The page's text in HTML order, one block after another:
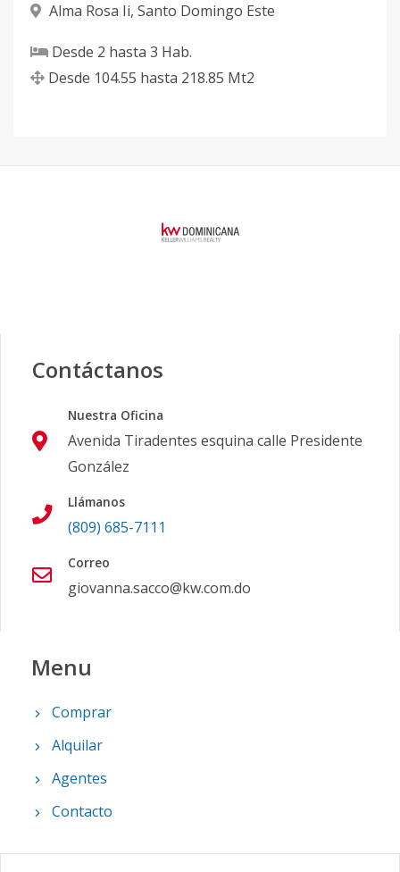
Alma Rosa Ii, Santo Domingo Este
Desde 2 hasta 3 Hab.
Desde 104.55 hasta 218.85 Mt2
Contáctanos
Nuestra Oficina
Avenida Tiradentes esquina calle Presidente
González
Llámanos
(809) 685-7111
Correo
giovanna.sacco@kw.com.do
Menu
Comprar
Alquilar
Agentes
Contacto